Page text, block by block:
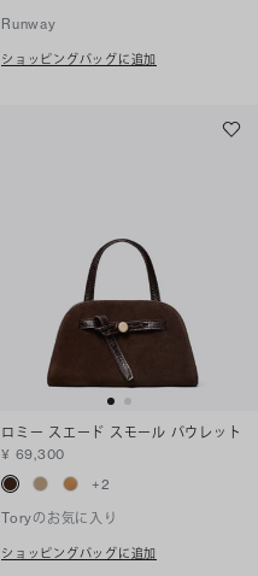
Runway
ショッピングバッグに追加
ロミー スエード スモール バウレット
¥ 69,300
+2
Toryのお気に入り
ショッピングバッグに追加